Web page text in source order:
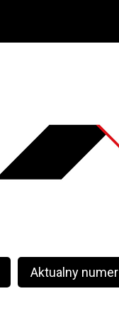
Aktualny numer